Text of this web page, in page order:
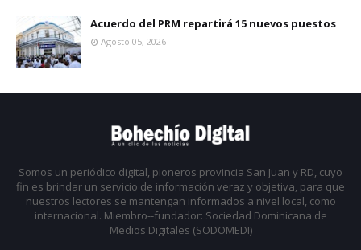
Acuerdo del PRM repartirá 15 nuevos puestos
Agosto 05, 2026
Somos un periódico digital, pioneros provincia San Juan y RD, cuyo
fin es brindar un servicio de información veraz y objetiva, para que
nuestros lectores se mantengan informados a nivel local, como
internacional. Miembro--fundador: Sociedad Dominicana de
Medios Digitales (SODOMEDI)